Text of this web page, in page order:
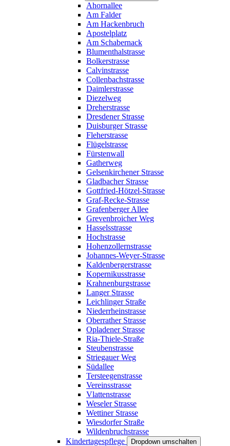
Ahornallee
Am Falder
Am Hackenbruch
Apostelplatz
Am Schabernack
Blumenthalstrasse
Bolkerstrasse
Calvinstrasse
Collenbachstrasse
Daimlerstrasse
Diezelweg
Dreherstrasse
Dresdener Strasse
Duisburger Strasse
Fleherstrasse
Flügelstrasse
Fürstenwall
Gatherweg
Gelsenkirchener Strasse
Gladbacher Strasse
Gottfried-Hötzel-Strasse
Graf-Recke-Strasse
Grafenberger Allee
Grevenbroicher Weg
Hasselsstrasse
Hochstrasse
Hohenzollernstrasse
Johannes-Weyer-Strasse
Kaldenbergerstrasse
Kopernikusstrasse
Krahnenburgstrasse
Langer Strasse
Leichlinger Straße
Niederrheinstrasse
Oberrather Strasse
Opladener Strasse
Ria-Thiele-Straße
Steubenstrasse
Striegauer Weg
Südallee
Tersteegenstrasse
Vereinsstrasse
Vlattenstrasse
Weseler Strasse
Wettiner Strasse
Wiesdorfer Straße
Wildenbruchstrasse
Kindertagespflege
Dropdown umschalten